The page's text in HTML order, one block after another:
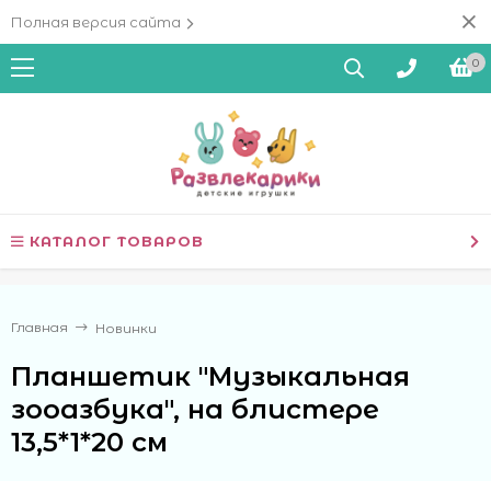
Полная версия сайта
0
КАТАЛОГ ТОВАРОВ
Главная Новинки
Планшетик "Музыкальная
зооазбука", на блистере
13,5*1*20 см